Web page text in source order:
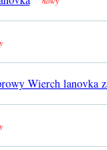
Wierch lanovka